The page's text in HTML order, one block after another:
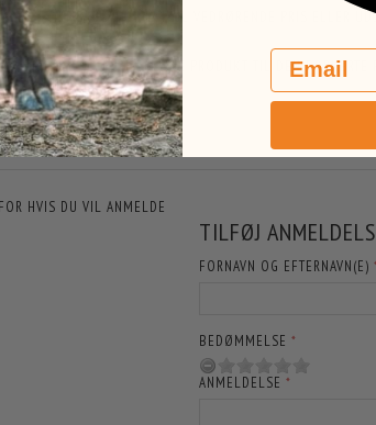
I TILFÆLDE AF TRYKFEJL VEDRØRENDE PRIS ELLER
LEVERE DET PÅGÆLDENDE PRODUKT TIL DEN
MISVISENDE.
HVIS DU VIL ANMELDE
TILFØJ
FORNAVN OG EFTERNAVN(E)
BEDØMMELSE
ANMELDELSE
Email